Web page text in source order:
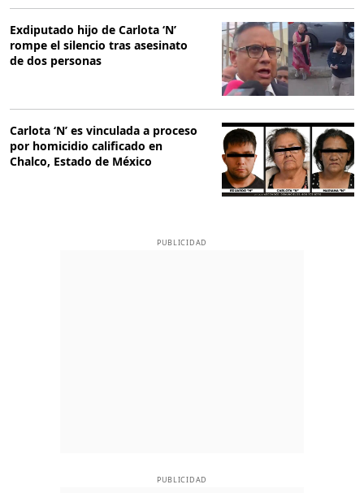
Exdiputado hijo de Carlota ‘N’
rompe el silencio tras asesinato
de dos personas
Carlota ‘N’ es vinculada a proceso
por homicidio calificado en
Chalco, Estado de México
PUBLICIDAD
PUBLICIDAD